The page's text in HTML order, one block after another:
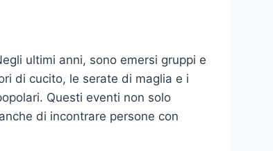
ultimi anni, sono emersi gruppi e
di cucito, le serate di maglia e i
Questi eventi non solo
di incontrare persone con